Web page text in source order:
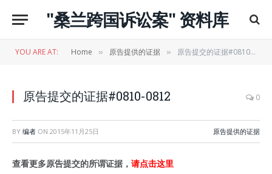
"桑兰跨国诉讼案" 资料库
YOU ARE AT: Home » 原告提供的证据 » 原告提交的证据#0810-0812
原告提交的证据#0810-0812 0
BY 编者 ON 2015年11月25日 原告提供的证据
查看更多原告提交的所谓证据， 请点击这里